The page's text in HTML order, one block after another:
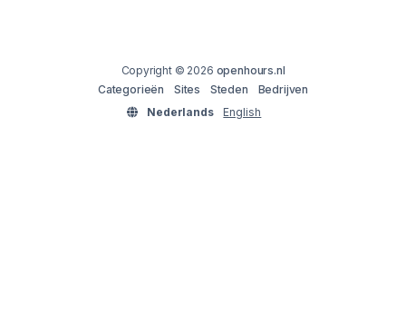
Copyright © 2026 openhours.nl
Categorieën
Sites Steden
Bedrijven
Nederlands
English